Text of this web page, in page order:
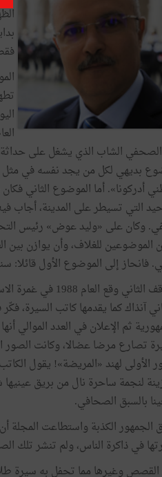
الشاب الذي يشغل على حداثة
بديهي لكل من يجد نفسه في مثل
أدركونا». أما الموضوع الثاني
التي تسيطر على المدينة، أجاب
وكان على «وليد عوض» رئيس
الموضوعين للغلاف، وأن يوازن بين
فانحاز إلى الموضوع الأول
الموقف الثاني
آنذاك كما يقدمها كاتب
ثم الإعلان في العدد الموالي
تصارع مرضا عضالا، وكانت الصور
الأولى لهند «المريضة»! يقول
لنجمة ساحرة نال من بريق
بالسبق الصحافي.
الكذبة واستطاعت المجلة أن
في ذاكرة الناس، ولم تنشر تلك
وغيرها مما تحفل به سيرة